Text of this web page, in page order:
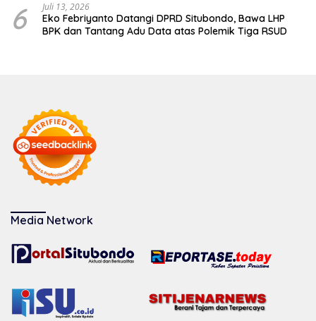
6 Juli 13, 2026
Eko Febriyanto Datangi DPRD Situbondo, Bawa LHP
BPK dan Tantang Adu Data atas Polemik Tiga RSUD
Media Network